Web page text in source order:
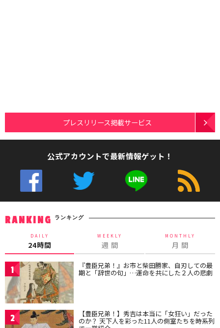
プレスリリース掲載サービス
公式アカウントで最新情報ゲット！
RANKING ランキング
DAILY
24時間
WEEKLY
週 間
MONTHLY
月 間
1 『豊臣兄弟！』お市と柴田勝家、自刃しての最
期と「辞世の句」…運命を共にした２人の悲劇
2 【豊臣兄弟！】秀吉は本当に「女狂い」だった
のか？ 天下人を彩った11人の側室たちを時系列